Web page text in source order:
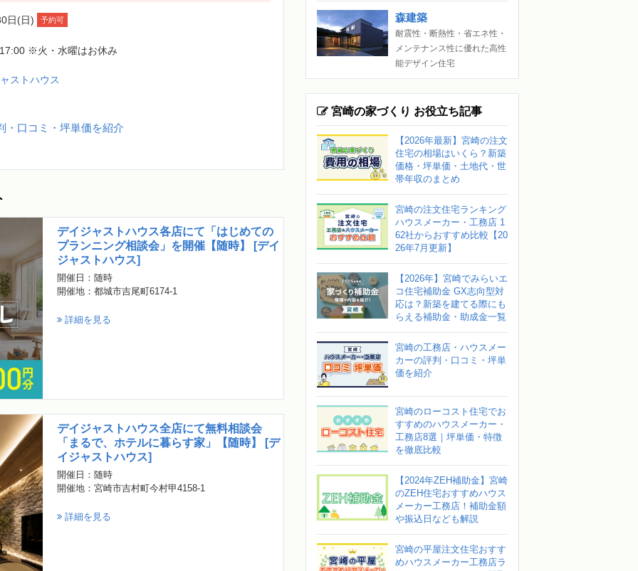
日(日) 予約可
※火・水曜はお休み
ストハウス
・口コミ・坪単価を紹介
デイジャストハウス各店にて「はじめての
プランニング相談会」を開催【随時】 [デイ
ジャストハウス]
開催日：随時
開催地：都城市吉尾町6174-1
詳細を見る
デイジャストハウス全店にて無料相談会
「まるで、ホテルに暮らす家」【随時】 [デ
イジャストハウス]
開催日：随時
開催地：宮崎市吉村町今村甲4158-1
詳細を見る
森建築
耐震性・断熱性・省エネ性・
メンテナンス性に優れた高性
能デザイン住宅
宮崎の家づくり お役立ち記事
【2026年最新】宮崎の注文
住宅の相場はいくら？新築
価格・坪単価・土地代・世
帯年収のまとめ
宮崎の注文住宅ランキング
ハウスメーカー・工務店 1
62社からおすすめ比較【20
26年7月更新】
【2026年】宮崎でみらいエ
コ住宅補助金 GX志向型対
応は？新築を建てる際にも
らえる補助金・助成金一覧
宮崎の工務店・ハウスメー
カーの評判・口コミ・坪単
価を紹介
宮崎のローコスト住宅でお
すすめのハウスメーカー・
工務店8選｜坪単価・特徴
を徹底比較
【2024年ZEH補助金】宮崎
のZEH住宅おすすめハウス
メーカー工務店！補助金額
や振込日なども解説
宮崎の平屋注文住宅おすす
めハウスメーカー工務店ラ